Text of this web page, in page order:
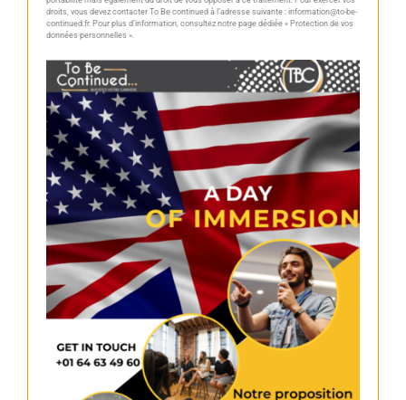
droits, vous devez contacter To Be continued à l’adresse suivante : information@to-be-
continued.fr. Pour plus d’information, consultez notre page dédiée « Protection de vos
données personnelles ».